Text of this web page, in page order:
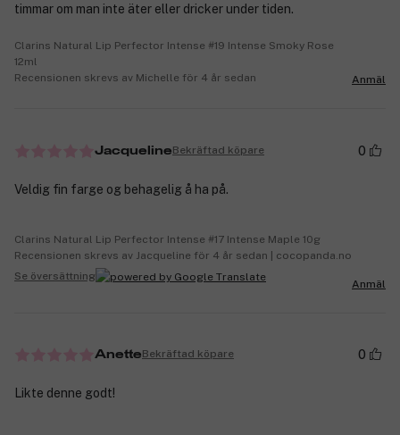
timmar om man inte äter eller dricker under tiden.
Clarins Natural Lip Perfector Intense #19 Intense Smoky Rose
12ml
Recensionen skrevs av Michelle för 4 år sedan
Anmäl
JacquelineBekräftad köpare 0
Veldig fin farge og behagelig å ha på.
Clarins Natural Lip Perfector Intense #17 Intense Maple 10g
Recensionen skrevs av Jacqueline för 4 år sedan | cocopanda.no
Se översättning
Anmäl
AnetteBekräftad köpare 0
Likte denne godt!